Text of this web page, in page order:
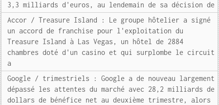
3,3 milliards d'euros, au lendemain de sa décision de
Accor / Treasure Island : Le groupe hôtelier a signé
un accord de franchise pour l'exploitation du
Treasure Island à Las Vegas, un hôtel de 2884
chambres doté d'un casino et qui surplombe le circuit
a
Google / trimestriels : Google a de nouveau largement
dépassé les attentes du marché avec 28,2 milliards de
dollars de bénéfice net au deuxième trimestre, alors